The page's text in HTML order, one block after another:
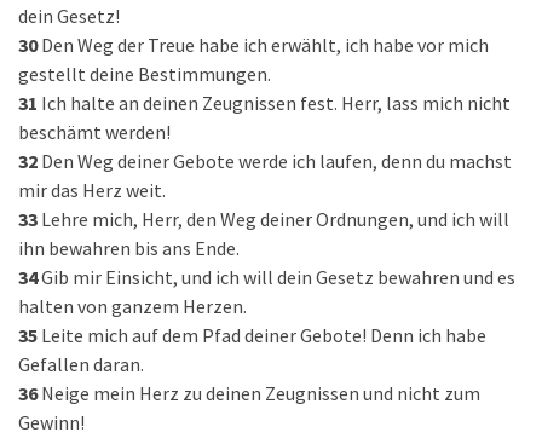
dein Gesetz!
30 Den Weg der Treue habe ich erwählt, ich habe vor mich
gestellt deine Bestimmungen.
31 Ich halte an deinen Zeugnissen fest. Herr, lass mich nicht
beschämt werden!
32 Den Weg deiner Gebote werde ich laufen, denn du machst
mir das Herz weit.
33 Lehre mich, Herr, den Weg deiner Ordnungen, und ich will
ihn bewahren bis ans Ende.
34Gib mir Einsicht, und ich will dein Gesetz bewahren und es
halten von ganzem Herzen.
35 Leite mich auf dem Pfad deiner Gebote! Denn ich habe
Gefallen daran.
36 Neige mein Herz zu deinen Zeugnissen und nicht zum
Gewinn!